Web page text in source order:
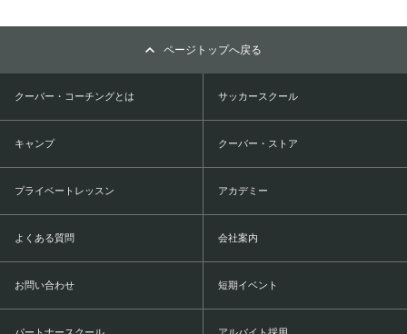
ページトップへ戻る
クーバー・コーチングとは サッカースクール
キャンプ クーバー・ストア
プライベートレッスン アカデミー
よくある質問 会社案内
お問い合わせ 短期イベント